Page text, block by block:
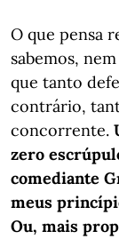
O que pensa
sabemos,
que tanto
contrário,
concorrente.
zero
comediante
meus
Ou, mais